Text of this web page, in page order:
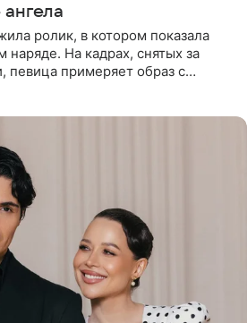
ролик, в котором показала
наряде. На кадрах, снятых за
певица примеряет образ с